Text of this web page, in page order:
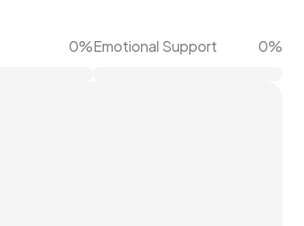
0%Emotional Support 0%